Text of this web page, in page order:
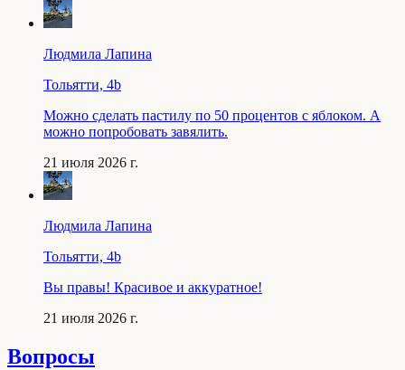
Людмила Лапина
Тольятти, 4b
Можно сделать пастилу по 50 процентов с яблоком. А
можно попробовать завялить.
21 июля 2026 г.
Людмила Лапина
Тольятти, 4b
Вы правы! Красивое и аккуратное!
21 июля 2026 г.
Вопросы